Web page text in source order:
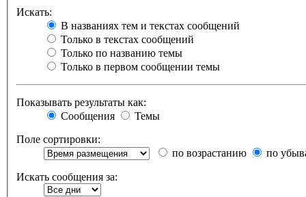
Искать:
В названиях тем и текстах сообщений
Только в текстах сообщений
Только по названию темы
Только в первом сообщении темы
Показывать результаты как:
Сообщения
Темы
Поле сортировки:
по возрастанию
по
Искать сообщения за: